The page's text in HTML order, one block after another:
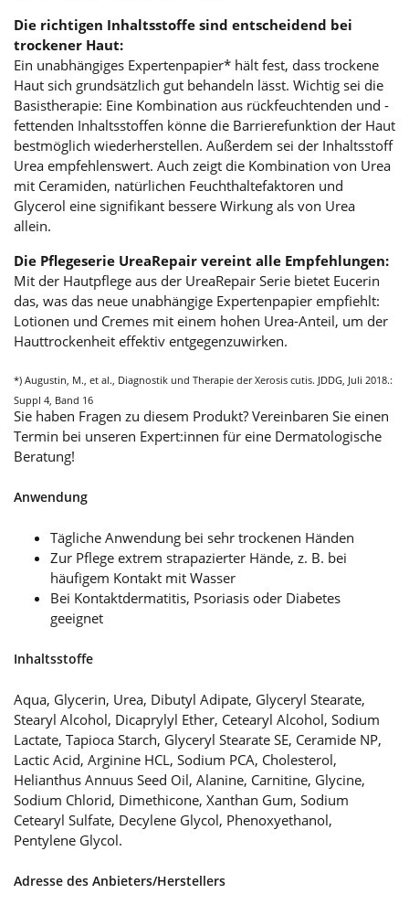
Die richtigen Inhaltsstoffe sind entscheidend bei
trockener Haut:
Ein unabhängiges Expertenpapier* hält fest, dass trockene
Haut sich grundsätzlich gut behandeln lässt. Wichtig sei die
Basistherapie: Eine Kombination aus rückfeuchtenden und -
fettenden Inhaltsstoffen könne die Barrierefunktion der Haut
bestmöglich wiederherstellen. Außerdem sei der Inhaltsstoff
Urea empfehlenswert. Auch zeigt die Kombination von Urea
mit Ceramiden, natürlichen Feuchthaltefaktoren und
Glycerol eine signifikant bessere Wirkung als von Urea
allein.
Die Pflegeserie UreaRepair vereint alle Empfehlungen:
Mit der Hautpflege aus der UreaRepair Serie bietet Eucerin
das, was das neue unabhängige Expertenpapier empfiehlt:
Lotionen und Cremes mit einem hohen Urea-Anteil, um der
Hauttrockenheit effektiv entgegenzuwirken.
*) Augustin, M., et al., Diagnostik und Therapie der Xerosis cutis. JDDG, Juli 2018.:
Suppl 4, Band 16
Sie haben Fragen zu diesem Produkt? Vereinbaren Sie einen
Termin bei unseren Expert:innen für eine Dermatologische
Beratung!
Anwendung
Tägliche Anwendung bei sehr trockenen Händen
Zur Pflege extrem strapazierter Hände, z. B. bei
häufigem Kontakt mit Wasser
Bei Kontaktdermatitis, Psoriasis oder Diabetes
geeignet
Inhaltsstoffe
Aqua, Glycerin, Urea, Dibutyl Adipate, Glyceryl Stearate,
Stearyl Alcohol, Dicaprylyl Ether, Cetearyl Alcohol, Sodium
Lactate, Tapioca Starch, Glyceryl Stearate SE, Ceramide NP,
Lactic Acid, Arginine HCL, Sodium PCA, Cholesterol,
Helianthus Annuus Seed Oil, Alanine, Carnitine, Glycine,
Sodium Chlorid, Dimethicone, Xanthan Gum, Sodium
Cetearyl Sulfate, Decylene Glycol, Phenoxyethanol,
Pentylene Glycol.
Adresse des Anbieters/Herstellers